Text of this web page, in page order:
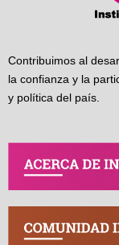
Contribuimos al
la confianza y la
y política del país.